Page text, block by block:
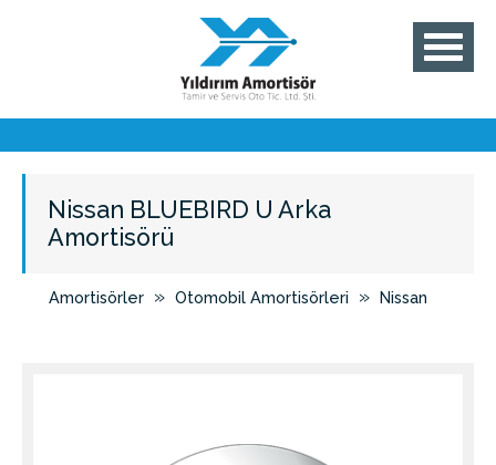
Nissan BLUEBIRD U Arka
Amortisörü
Amortisörler » Otomobil Amortisörleri » Nissan